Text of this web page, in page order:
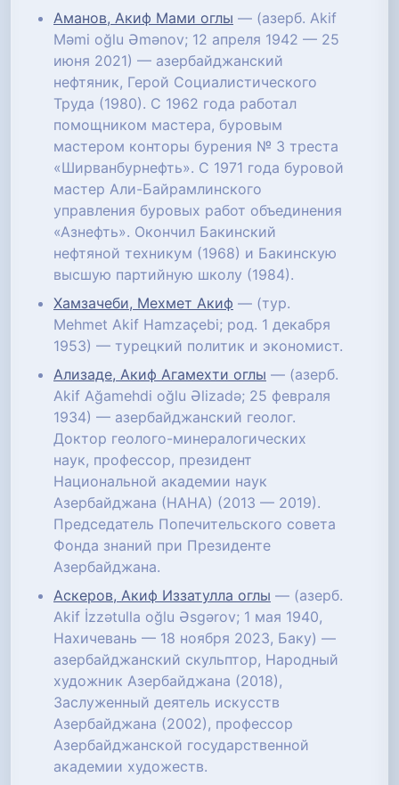
Аманов, Акиф Мами оглы — (азерб. Akif
Məmi oğlu Əmənov; 12 апреля 1942 — 25
июня 2021) — азербайджанский
нефтяник, Герой Социалистического
Труда (1980). C 1962 года работал
помощником мастера, буровым
мастером конторы бурения № 3 треста
«Ширванбурнефть». С 1971 года буровой
мастер Али-Байрамлинского
управления буровых работ объединения
«Азнефть». Окончил Бакинский
нефтяной техникум (1968) и Бакинскую
высшую партийную школу (1984).
Хамзачеби, Мехмет Акиф — (тур.
Mehmet Akif Hamzaçebi; род. 1 декабря
1953) — турецкий политик и экономист.
Ализаде, Акиф Агамехти оглы — (азерб.
Akif Ağamehdi oğlu Əlizadə; 25 февраля
1934) — азербайджанский геолог.
Доктор геолого-минералогических
наук, профессор, президент
Национальной академии наук
Азербайджана (НАНА) (2013 — 2019).
Председатель Попечительского совета
Фонда знаний при Президенте
Азербайджана.
Аскеров, Акиф Иззатулла оглы — (азерб.
Akif İzzətulla oğlu Əsgərov; 1 мая 1940,
Нахичевань — 18 ноября 2023, Баку) —
азербайджанский скульптор, Народный
художник Азербайджана (2018),
Заслуженный деятель искусств
Азербайджана (2002), профессор
Азербайджанской государственной
академии художеств.